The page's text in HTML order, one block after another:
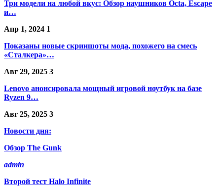
Три модели на любой вкус: Обзор наушников Octa, Escape
и…
Апр 1, 2024 1
Показаны новые скриншоты мода, похожего на смесь
«Сталкера»…
Авг 29, 2025 3
Lenovo анонсировала мощный игровой ноутбук на базе
Ryzen 9…
Авг 25, 2025 3
Новости дня:
Обзор The Gunk
admin
Второй тест Halo Infinite